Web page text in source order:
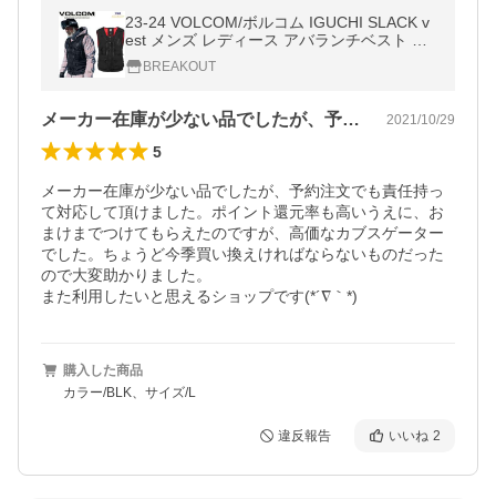
23-24 VOLCOM/ボルコム IGUCHI SLACK v
est メンズ レディース アバランチベスト バ
ックパック スノーボードウェア スノーウェ
アー 2024
BREAKOUT
メーカー在庫が少ない品でしたが、予約注… 2021/10/29
5
メーカー在庫が少ない品でしたが、予約注文でも責任持っ
て対応して頂けました。ポイント還元率も高いうえに、お
まけまでつけてもらえたのですが、高価なカブスゲーター
でした。ちょうど今季買い換えければならないものだった
ので大変助かりました。
また利用したいと思えるショップです(*´∇｀*)
購入した商品
カラー/BLK、サイズ/L
違反報告 いいね 2